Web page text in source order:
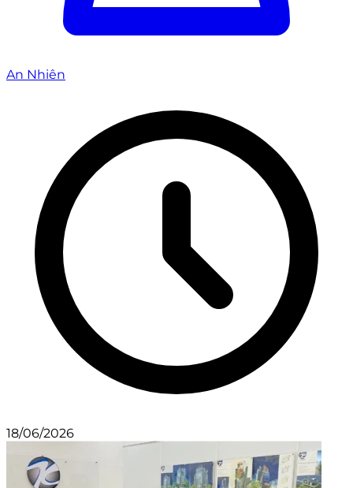
An Nhiên
18/06/2026